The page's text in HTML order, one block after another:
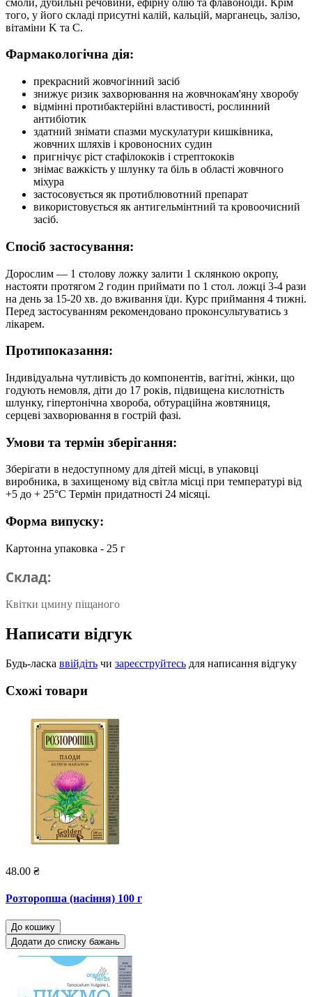
того, у його складі присутні калій, кальцій, марганець, залізо,
вітаміни K та С.
Фармакологічна дія:
прекрасний жовчогінний засіб
знижує ризик захворювання на жовчнокам'яну хворобу
відмінні протибактерійні властивості, рослинний
антибіотик
здатний знімати спазми мускулатури кишківника,
жовчних шляхів і кровоносних судин
пригнічує ріст стафілококів і стрептококів
знімає важкість у шлунку та біль в області жовчного
міхура
застосовується як протиблювотний препарат
використовується як антигельмінтний та кровоочисний
засіб.
Спосіб застосування:
Дорослим — 1 столову ложку залити 1 склянкою окропу,
настояти протягом 2 годин приймати по 1 стол. ложці 3-4 рази
на день за 15-20 хв. до вживання їди. Курс приймання 4 тижні.
Перед застосуванням рекомендовано проконсультуватись з
лікарем.
Протипоказання:
Індивідуальна чутливість до компонентів, вагітні, жінки, що
годують немовля, діти до 17 років, підвищена кислотність
шлунку, гіпертонічна хвороба, обтураційна жовтяниця,
серцеві захворювання в гострій фазі.
Умови та термін зберігання:
Зберігати в недоступному для дітей місці, в упаковці
виробника, в захищеному від світла місці при температурі від
+5 до + 25°С Термін придатності 24 місяці.
Форма випуску:
Картонна упаковка - 25 г
Склад:
Квітки цмину піщаного
Написати відгук
Будь-ласка ввійдіть чи зареєструйтесь для написання відгуку
Схожі товари
48.00 ₴
Розторопша (насіння) 100 г
До кошику
Додати до списку бажань